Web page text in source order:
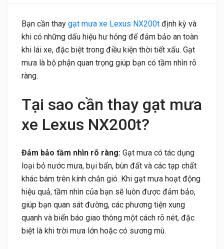
Bạn cần thay gạt mưa xe Lexus NX200t định kỳ và
khi có những dấu hiệu hư hỏng để đảm bảo an toàn
khi lái xe, đặc biệt trong điều kiện thời tiết xấu. Gạt
mưa là bộ phận quan trọng giúp bạn có tầm nhìn rõ
ràng.
Tại sao cần thay gạt mưa
xe Lexus NX200t?
Đảm bảo tầm nhìn rõ ràng: Gạt mưa có tác dụng
loại bỏ nước mưa, bụi bẩn, bùn đất và các tạp chất
khác bám trên kính chắn gió. Khi gạt mưa hoạt động
hiệu quả, tầm nhìn của bạn sẽ luôn được đảm bảo,
giúp bạn quan sát đường, các phương tiện xung
quanh và biển báo giao thông một cách rõ nét, đặc
biệt là khi trời mưa lớn hoặc có sương mù.